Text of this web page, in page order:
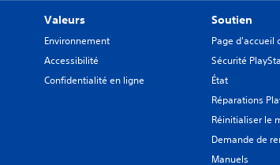
Valeurs
Environnement
Accessibilité
Confidentialité en ligne
Soutien
Page d'accueil
Sécurité
État
Réparations
Réinitialiser le
Demande de
Manuels